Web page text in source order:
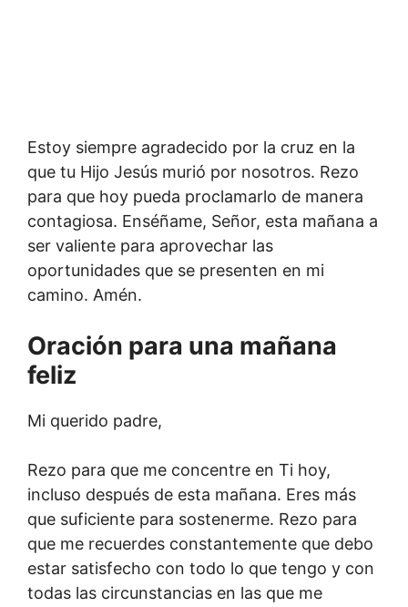
Estoy siempre agradecido por la cruz en la
que tu Hijo Jesús murió por nosotros. Rezo
para que hoy pueda proclamarlo de manera
contagiosa. Enséñame, Señor, esta mañana a
ser valiente para aprovechar las
oportunidades que se presenten en mi
camino. Amén.
Oración para una mañana
feliz
Mi querido padre,
Rezo para que me concentre en Ti hoy,
incluso después de esta mañana. Eres más
que suficiente para sostenerme. Rezo para
que me recuerdes constantemente que debo
estar satisfecho con todo lo que tengo y con
todas las circunstancias en las que me